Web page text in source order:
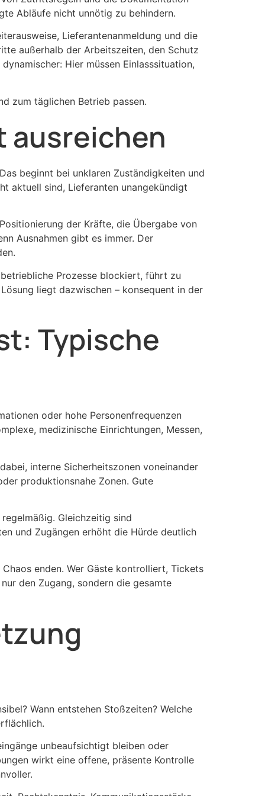
Abläufe nicht unnötig zu behindern.
Lieferantenanmeldung und die
außerhalb der Arbeitszeiten, den Schutz
Hier müssen Einlasssituation,
zum täglichen Betrieb passen.
ausreichen
beginnt bei unklaren Zuständigkeiten und
aktuell sind, Lieferanten unangekündigt
der Kräfte, die Übergabe von
Ausnahmen gibt es immer. Der
Prozesse blockiert, führt zu
liegt dazwischen – konsequent in der
Typische
oder hohe Personenfrequenzen
medizinische Einrichtungen, Messen,
interne Sicherheitszonen voneinander
produktionsnahe Zonen. Gute
Gleichzeitig sind
und Zugängen erhöht die Hürde deutlich
enden. Wer Gäste kontrolliert, Tickets
den Zugang, sondern die gesamte
Wann entstehen Stoßzeiten? Welche
unbeaufsichtigt bleiben oder
wirkt eine offene, präsente Kontrolle